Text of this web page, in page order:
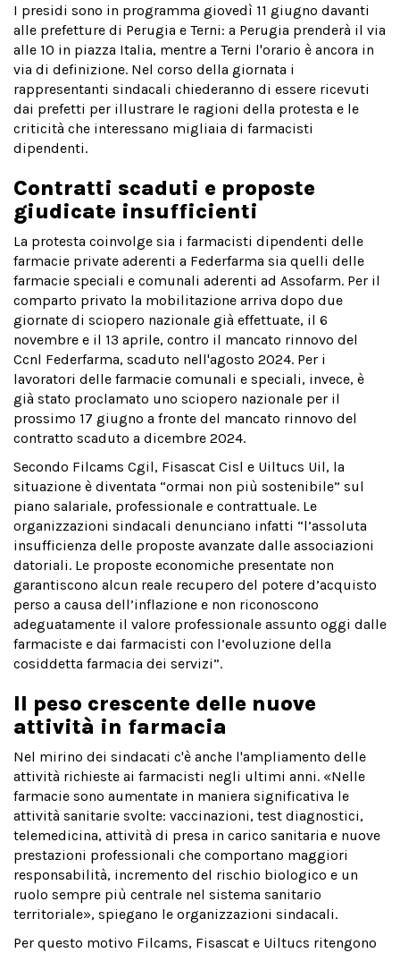
I presidi sono in programma giovedì 11 giugno davanti
alle prefetture di Perugia e Terni: a Perugia prenderà il via
alle 10 in piazza Italia, mentre a Terni l'orario è ancora in
via di definizione. Nel corso della giornata i
rappresentanti sindacali chiederanno di essere ricevuti
dai prefetti per illustrare le ragioni della protesta e le
criticità che interessano migliaia di farmacisti
dipendenti.
Contratti scaduti e proposte
giudicate insufficienti
La protesta coinvolge sia i farmacisti dipendenti delle
farmacie private aderenti a Federfarma sia quelli delle
farmacie speciali e comunali aderenti ad Assofarm. Per il
comparto privato la mobilitazione arriva dopo due
giornate di sciopero nazionale già effettuate, il 6
novembre e il 13 aprile, contro il mancato rinnovo del
Ccnl Federfarma, scaduto nell'agosto 2024. Per i
lavoratori delle farmacie comunali e speciali, invece, è
già stato proclamato uno sciopero nazionale per il
prossimo 17 giugno a fronte del mancato rinnovo del
contratto scaduto a dicembre 2024.
Secondo Filcams Cgil, Fisascat Cisl e Uiltucs Uil, la
situazione è diventata “ormai non più sostenibile” sul
piano salariale, professionale e contrattuale. Le
organizzazioni sindacali denunciano infatti “l’assoluta
insufficienza delle proposte avanzate dalle associazioni
datoriali. Le proposte economiche presentate non
garantiscono alcun reale recupero del potere d’acquisto
perso a causa dell’inflazione e non riconoscono
adeguatamente il valore professionale assunto oggi dalle
farmaciste e dai farmacisti con l’evoluzione della
cosiddetta farmacia dei servizi”.
Il peso crescente delle nuove
attività in farmacia
Nel mirino dei sindacati c'è anche l'ampliamento delle
attività richieste ai farmacisti negli ultimi anni. «Nelle
farmacie sono aumentate in maniera significativa le
attività sanitarie svolte: vaccinazioni, test diagnostici,
telemedicina, attività di presa in carico sanitaria e nuove
prestazioni professionali che comportano maggiori
responsabilità, incremento del rischio biologico e un
ruolo sempre più centrale nel sistema sanitario
territoriale», spiegano le organizzazioni sindacali.
Per questo motivo Filcams, Fisascat e Uiltucs ritengono